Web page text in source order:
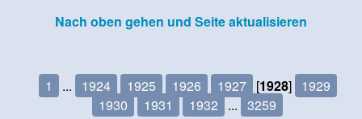
Nach oben gehen und Seite aktualisieren
1 ... 1924 1925 1926 1927 [1928] 1929
1930
1931 1932 ... 3259